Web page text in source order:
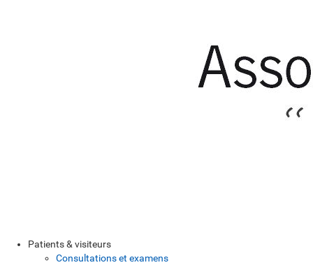
Patients & visiteurs
Consultations et examens